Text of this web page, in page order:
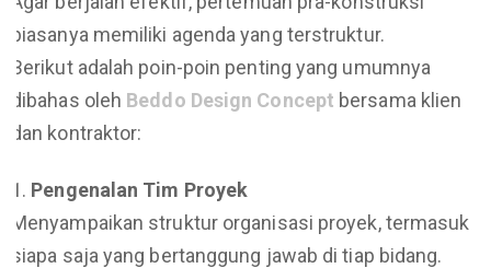
biasanya memiliki agenda yang terstruktur.
Berikut adalah poin-poin penting yang umumnya
dibahas oleh Beddo Design Concept bersama klien
dan kontraktor:
Pengenalan Tim Proyek
Menyampaikan struktur organisasi proyek, termasuk
siapa saja yang bertanggung jawab di tiap bidang.